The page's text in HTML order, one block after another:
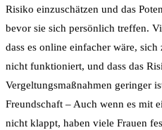
Risiko einzuschätzen und das
bevor sie sich persönlich treffen.
dass es online einfacher wäre,
nicht funktioniert, und dass das
Vergeltungsmaßnahmen geringer
Freundschaft – Auch wenn es mit
nicht klappt, haben viele Frauen